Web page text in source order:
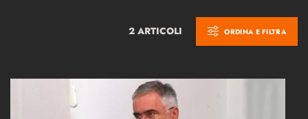
2 ARTICOLI ORDINA E FILTRA